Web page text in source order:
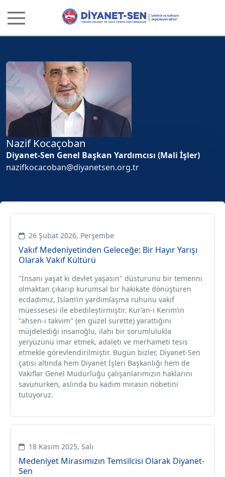
Nazif Kocaçoban
Diyanet-Sen Genel Başkan Yardımcısı (Mali İşler)
nazifkocacoban@diyanetsen.org.tr
26 Şubat 2026, Perşembe
Vakıf Medeniyetinden Geleceğe: Bir Hayır Yarışı
Olarak Vakıf Kültürü
"İnsanı yaşat ki devlet yaşasın" düsturunu bir temenni
olmaktan çıkarıp kurumsal bir hakikate dönüştüren
ecdadımız, İslam’ın yardımlaşma ruhunu vakıf
müessesesi ile ebedileştirmiştir. Kur’an-ı Kerim’in
"ahsen-i takvim" (en güzel surette) yarattığını
müjdelediği insanoğlu, ilahi bir sorumlulukla
yeryüzünü imar etmek, adaleti ve merhameti tesis
etmekle görevlendirilmiştir. Bugün bizler, Diyanet-Sen
çatısı altında hem Diyanet İşleri Başkanlığı hem de
Vakıflar Genel Müdürlüğü çalışanlarımızın haklarını
savunurken, aslında bu kadim mirasın nöbetini
tutuyoruz.
18 Kasım 2025, Salı
Medeniyet Mirasımızın Temsilcisi Olarak Diyanet-
Sen